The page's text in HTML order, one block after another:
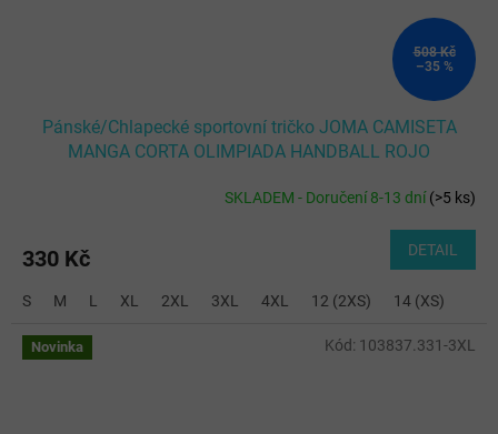
508 Kč
–35 %
Pánské/Chlapecké sportovní tričko JOMA CAMISETA
MANGA CORTA OLIMPIADA HANDBALL ROJO
SKLADEM - Doručení 8-13 dní(>5 ks)
330 Kč DETAIL
S M L XL 2XL 3XL 4XL 12 (2XS) 14 (XS)
Novinka Kód: 103837.331-3XL